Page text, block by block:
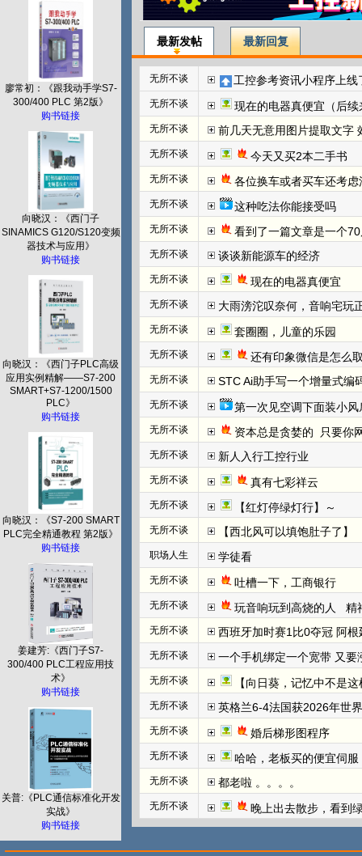
廖常初：《跟我动手学S7-
300/400 PLC 第2版》
购书链接
向晓汉：《西门子
SINAMICS G120/S120变频
器技术与应用》
购书链接
向晓汉：《西门子PLC高级
应用实例精解——S7-200
SMART+S7-1200/1500
PLC》
购书链接
向晓汉：《S7-200 SMART
PLC完全精通教程 第2版》
购书链接
姜建芳:《西门子S7-
300/400 PLC工程应用技
术》
购书链接
关普:《PLC通信标准化开发
实战》
购书链接
最新发帖 最新回复
无所不谈 工控参考资讯小程序上线
无所不谈 现在的电器真便宜（后续
无所不谈 前几天无意用图片提取文字
无所不谈 今天又买2本二手书
无所不谈 各位换车或者买车还考虑
无所不谈 这种吃法你能接受吗
无所不谈 看到了一篇文章是一个
无所不谈 谈谈新能源车的经济
无所不谈 现在的电器真便宜
无所不谈 大雨滂沱叹奈何，音响宅玩
无所不谈 套圈圈，儿童的乐园
无所不谈 还有印象微信是怎么
无所不谈 STC Ai助手写一个增量式编
无所不谈 第一次见空调下面装小风
无所不谈 资本总是贪婪的  只要你
无所不谈 新人入行工控行业
无所不谈 真有七彩祥云
无所不谈 【红灯停绿灯行】～
无所不谈 【西北风可以填饱肚子了】
职场人生 学徒看
无所不谈 吐槽一下，工商银行
无所不谈 玩音响玩到高烧的人   精
无所不谈 西班牙加时赛1比0夺冠 阿
无所不谈 一个手机绑定一个宽带 又要
无所不谈 【向日葵，记忆中不是
无所不谈 英格兰6-4法国获2026年世
无所不谈 婚后梯形图程序
无所不谈 哈哈，老板买的便宜伺
无所不谈 都老啦 。。。。
无所不谈 晚上出去散步，看到